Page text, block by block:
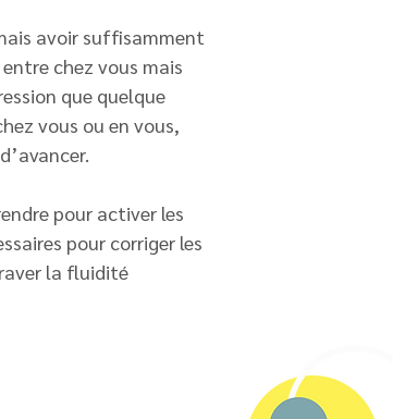
avoir suffisamment
chez vous mais
que quelque
vous ou en vous,
pour activer les
pour corriger les
la fluidité